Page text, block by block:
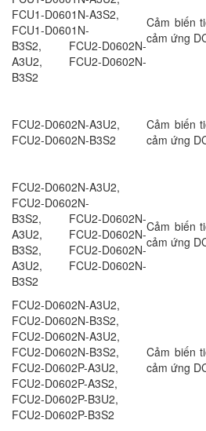
FCU1-D0601N-A3S2,
FCU1-D0601N-
B3S2, FCU2-D0602N-
A3U2, FCU2-D0602N-
B3S2
Cảm biến
cảm ứng
FCU2-D0602N-A3U2,
FCU2-D0602N-B3S2
Cảm biến
cảm ứng
FCU2-D0602N-A3U2,
FCU2-D0602N-
B3S2, FCU2-D0602N-
A3U2, FCU2-D0602N-
B3S2, FCU2-D0602N-
A3U2, FCU2-D0602N-
B3S2
Cảm biến
cảm ứng
FCU2-D0602N-A3U2,
FCU2-D0602N-B3S2,
FCU2-D0602N-A3U2,
FCU2-D0602N-B3S2,
FCU2-D0602P-A3U2,
FCU2-D0602P-A3S2,
FCU2-D0602P-B3U2,
FCU2-D0602P-B3S2
Cảm biến
cảm ứng